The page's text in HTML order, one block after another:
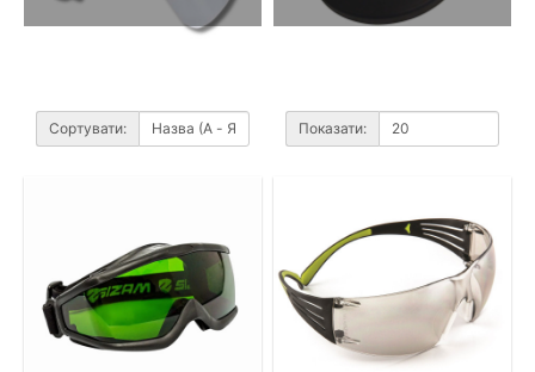
Сортувати: Показати: